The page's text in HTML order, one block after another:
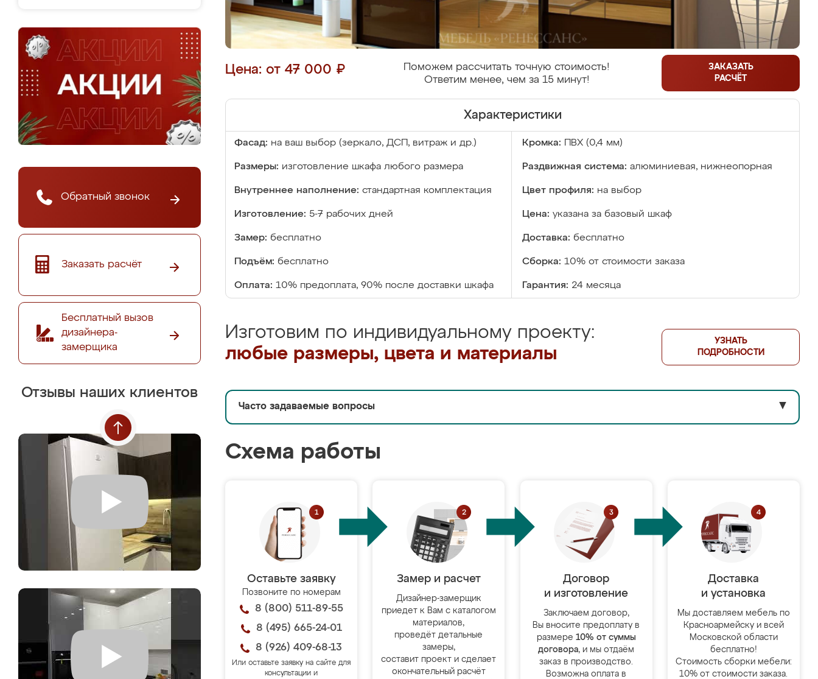
Обратный звонок
Заказать расчёт
Бесплатный вызов
дизайнера-
замерщика
Отзывы наших клиентов
Цена: от 47 000 ₽
Поможем рассчитать точную стоимость!
Ответим менее, чем за 15 минут!
ЗАКАЗАТЬ
РАСЧЁТ
Характеристики
Фасад: на ваш выбор (зеркало, ДСП, витраж и др.) Кромка: ПВХ (0,4 мм)
Размеры: изготовление шкафа любого размера Раздвижная система: алюминиевая, нижнеопорная
Внутреннее наполнение: стандартная комплектация Цвет профиля: на выбор
Изготовление: 5-7 рабочих дней Цена: указана за базовый шкаф
Замер: бесплатно Доставка: бесплатно
Подъём: бесплатно Сборка: 10% от стоимости заказа
Оплата: 10% предоплата, 90% после доставки шкафа Гарантия: 24 месяца
Изготовим по индивидуальному проекту:
любые размеры, цвета и материалы
УЗНАТЬ
ПОДРОБНОСТИ
Часто задаваемые вопросы ▼
Схема работы
Оставьте заявку
Позвоните по номерам
8 (800) 511-89-55
8 (495) 665-24-01
8 (926) 409-68-13
Или оставьте заявку на сайте для
консультации и
Замер и расчет
Дизайнер-замерщик
приедет к Вам с каталогом
материалов,
проведёт детальные
замеры,
составит проект и сделает
окончательный расчёт
Договор
и изготовление
Заключаем договор,
Вы вносите предоплату в
размере 10% от суммы
договора, и мы отдаём
заказ в производство.
Возможна оплата в
Доставка
и установка
Мы доставляем мебель по
Красноармейску и всей
Московской области
бесплатно!
Стоимость сборки мебели:
10% от стоимости заказа.